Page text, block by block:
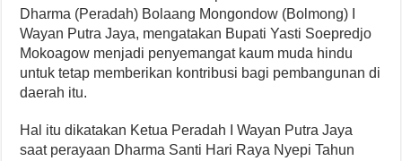
Dharma (Peradah) Bolaang Mongondow (Bolmong) I
Wayan Putra Jaya, mengatakan Bupati Yasti Soepredjo
Mokoagow menjadi penyemangat kaum muda hindu
untuk tetap memberikan kontribusi bagi pembangunan di
daerah itu.
Hal itu dikatakan Ketua Peradah I Wayan Putra Jaya
saat perayaan Dharma Santi Hari Raya Nyepi Tahun